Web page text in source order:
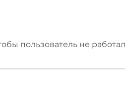
пользователь не